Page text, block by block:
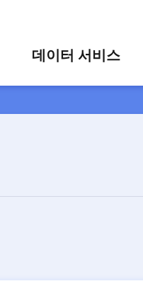
데이터 서비스